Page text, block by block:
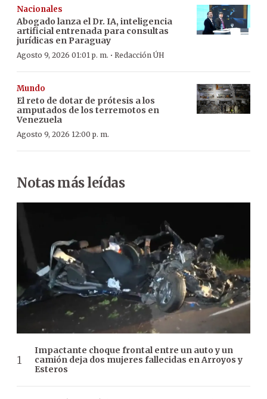
Nacionales
Abogado lanza el Dr. IA, inteligencia
artificial entrenada para consultas
jurídicas en Paraguay
Agosto 9, 2026 01:01 p. m. · Redacción ÚH
Mundo
El reto de dotar de prótesis a los
amputados de los terremotos en
Venezuela
Agosto 9, 2026 12:00 p. m.
Notas más leídas
Impactante choque frontal entre un auto y un
camión deja dos mujeres fallecidas en Arroyos y
Esteros